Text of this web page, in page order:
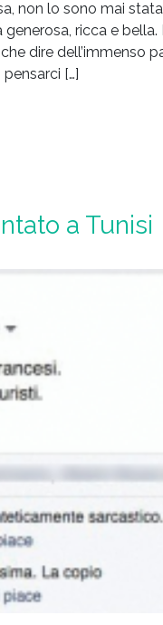
non lo sono mai
ricca e
dire dell’immenso
[…]
a Tunisi